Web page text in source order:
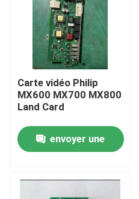
Carte vidéo Philip
MX600 MX700 MX800
Land Card
envoyer une